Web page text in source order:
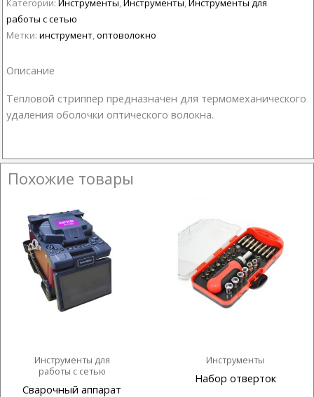
для
оптоволоконных
кабелей
работы с сетью
Метки: инструмент оптоволокно
Описание
Тепловой стриппер предназначен для термомеханического
удаления оболочки оптического волокна.
Похожие товары
Инструменты для
работы с сетью
Сварочный аппарат
Инструменты
Набор отверток